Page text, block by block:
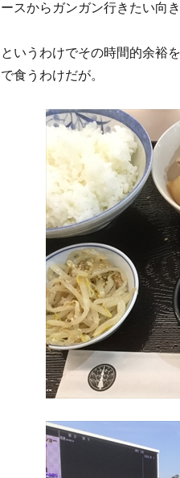
ースからガンガン行きたい向
というわけでその時間的余裕
で食うわけだが。